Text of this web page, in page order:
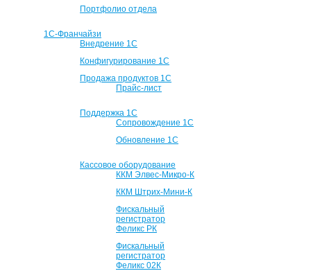
Портфолио отдела
1С-Франчайзи
Внедрение 1С
Конфигурирование 1С
Продажа продуктов 1С
Прайс-лист
Поддержка 1С
Сопровождение 1С
Обновление 1С
Кассовое оборудование
ККМ Элвес-Микро-К
ККМ Штрих-Мини-К
Фискальный
регистратор
Феликс РК
Фискальный
регистратор
Феликс 02К